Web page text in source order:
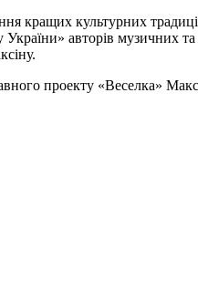
кращих культурних
авторів музичних та
проекту «Веселка»